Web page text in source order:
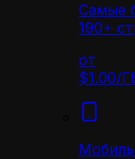
Самые
190+
от
$1.00/